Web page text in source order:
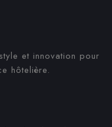
et innovation pour
hôtelière.